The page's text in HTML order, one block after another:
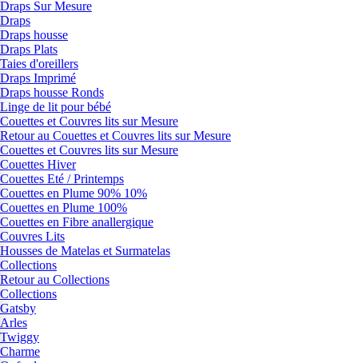
Draps Sur Mesure
Draps
Draps housse
Draps Plats
Taies d'oreillers
Draps Imprimé
Draps housse Ronds
Linge de lit pour bébé
Couettes et Couvres lits sur Mesure
Retour au Couettes et Couvres lits sur Mesure
Couettes et Couvres lits sur Mesure
Couettes Hiver
Couettes Eté / Printemps
Couettes en Plume 90% 10%
Couettes en Plume 100%
Couettes en Fibre anallergique
Couvres Lits
Housses de Matelas et Surmatelas
Collections
Retour au Collections
Collections
Gatsby
Arles
Twiggy
Charme